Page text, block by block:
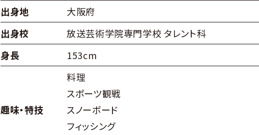
出身地
大阪府
出身校
放送芸術学院専門学校 タレント科
身長
153cm
趣味・特技
料理
スポーツ観戦
スノーボード
フィッシング